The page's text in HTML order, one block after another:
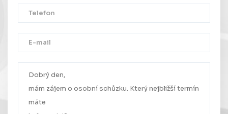
Vaše zpráva byla úspěšně odeslána.